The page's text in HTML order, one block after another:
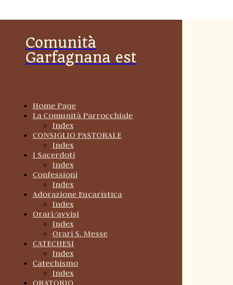
Comunità
Garfagnana est
Home Page
La Comunità Parrocchiale
Index
CONSIGLIO PASTORALE
Index
I Sacerdoti
Index
Confessioni
Index
Adorazione Eucaristica
Index
Orari/avvisi
Index
Orari S. Messe
CATECHESI
Index
Catechismo
Index
ORATORIO